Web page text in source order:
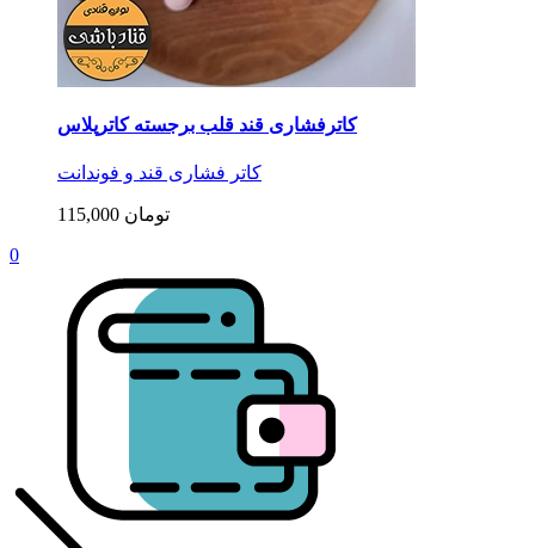
کاترفشاری قند قلب برجسته کاترپلاس
کاتر فشاری قند و فوندانت
115,000 تومان
0